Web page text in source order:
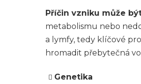
Příčin vzniku může
metabolismu nebo
a lymfy, tedy klíčové
hromadit přebytečná
Genetika